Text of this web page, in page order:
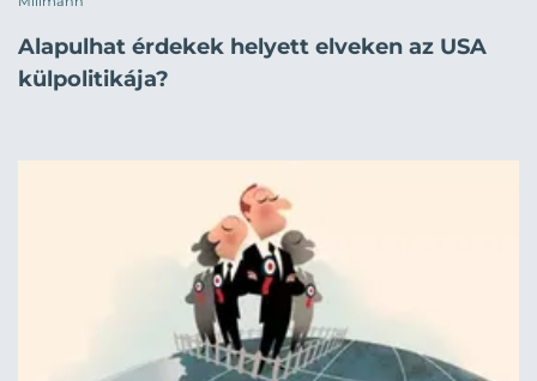
Alapulhat érdekek helyett elveken az USA
külpolitikája?